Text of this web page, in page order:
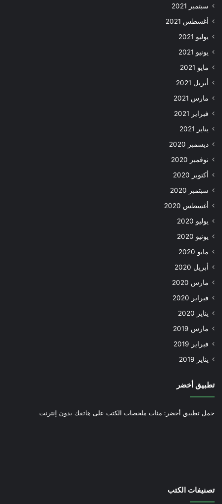
سبتمبر 2021
أغسطس 2021
يوليو 2021
يونيو 2021
مايو 2021
أبريل 2021
مارس 2021
فبراير 2021
يناير 2021
ديسمبر 2020
نوفمبر 2020
أكتوبر 2020
سبتمبر 2020
أغسطس 2020
يوليو 2020
يونيو 2020
مايو 2020
أبريل 2020
مارس 2020
فبراير 2020
يناير 2020
مارس 2019
فبراير 2019
يناير 2019
تطبيق أخضر
حمل تطبيق أخضر: مئات ملخصات الكتب على هاتفك بدون إنترنت
تصنيفات الكتب